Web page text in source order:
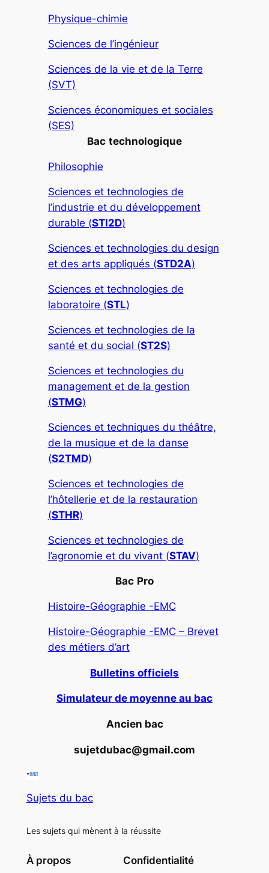
Physique-chimie
Sciences de l’ingénieur
Sciences de la vie et de la Terre
(SVT)
Sciences économiques et sociales
(SES)
Bac technologique
Philosophie
Sciences et technologies de
l’industrie et du développement
durable (STI2D)
Sciences et technologies du design
et des arts appliqués (STD2A)
Sciences et technologies de
laboratoire (STL)
Sciences et technologies de la
santé et du social (ST2S)
Sciences et technologies du
management et de la gestion
(STMG)
Sciences et techniques du théâtre,
de la musique et de la danse
(S2TMD)
Sciences et technologies de
l’hôtellerie et de la restauration
(STHR)
Sciences et technologies de
l’agronomie et du vivant (STAV)
Bac Pro
Histoire-Géographie -EMC
Histoire-Géographie -EMC – Brevet
des métiers d’art
Bulletins officiels
Simulateur de moyenne au bac
Ancien bac
sujetdubac@gmail.com
Sujets du bac
Les sujets qui mènent à la réussite
À propos Confidentialité